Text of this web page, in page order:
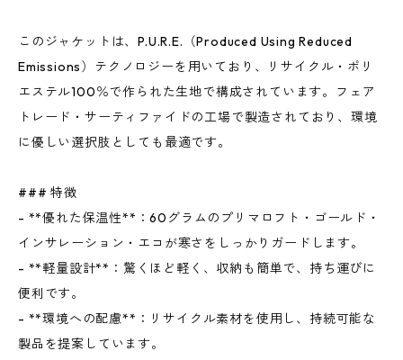
このジャケットは、P.U.R.E.（Produced Using Reduced
Emissions）テクノロジーを用いており、リサイクル・ポリ
エステル100％で作られた生地で構成されています。フェア
トレード・サーティファイドの工場で製造されており、環境
に優しい選択肢としても最適です。
### 特徴
- **優れた保温性**：60グラムのプリマロフト・ゴールド・
インサレーション・エコが寒さをしっかりガードします。
- **軽量設計**：驚くほど軽く、収納も簡単で、持ち運びに
便利です。
- **環境への配慮**：リサイクル素材を使用し、持続可能な
製品を提案しています。